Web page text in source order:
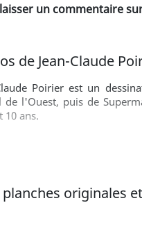
un commentaire
de Jean-Claude
Poirier est un
de l'Ouest, puis de
10 ans.
originales